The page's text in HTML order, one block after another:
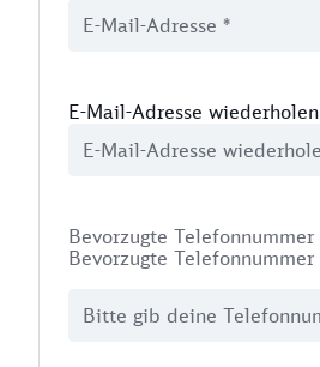
E-Mail-Adresse wiederholen
Bevorzugte Telefonnummer
Bevorzugte Telefonnummer